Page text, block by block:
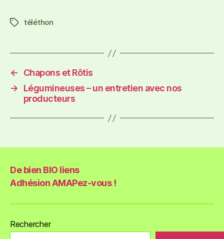
téléthon
←
Chapons et Rôtis
→
Légumineuses – un entretien avec nos
producteurs
De bien BIO liens
Adhésion AMAPez-vous !
Rechercher